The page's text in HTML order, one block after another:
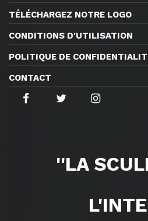
TÉLÉCHARGEZ NOTRE LOGO
CONDITIONS D'UTILISATION
POLITIQUE DE
CONTACT
''LA